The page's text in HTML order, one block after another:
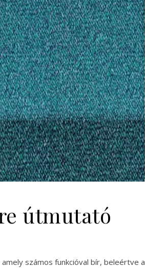
útmutató
számos funkcióval bír, beleértve a